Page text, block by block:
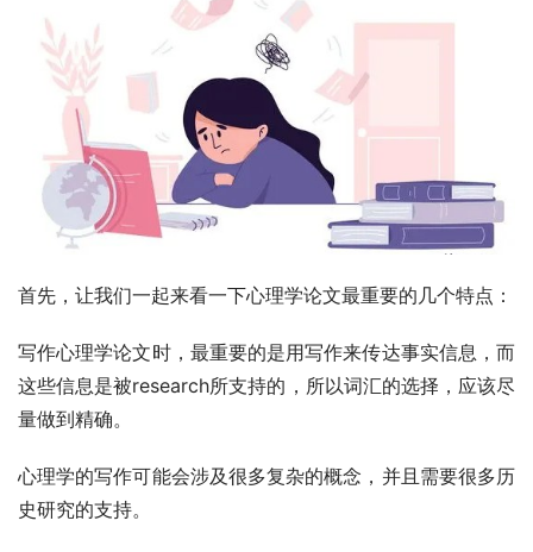
首先，让我们一起来看一下心理学论文最重要的几个特点：
写作心理学论文时，最重要的是用写作来传达事实信息，而
这些信息是被research所支持的，所以词汇的选择，应该尽
量做到精确。
心理学的写作可能会涉及很多复杂的概念，并且需要很多历
史研究的支持。